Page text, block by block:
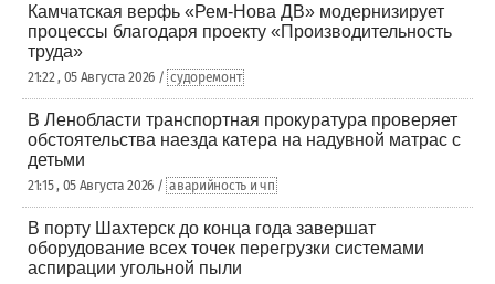
Камчатская верфь «Рем-Нова ДВ» модернизирует
процессы благодаря проекту «Производительность
труда»
21:22 , 05 Августа 2026 / судоремонт
В Ленобласти транспортная прокуратура проверяет
обстоятельства наезда катера на надувной матрас с
детьми
21:15 , 05 Августа 2026 / аварийность и чп
В порту Шахтерск до конца года завершат
оборудование всех точек перегрузки системами
аспирации угольной пыли